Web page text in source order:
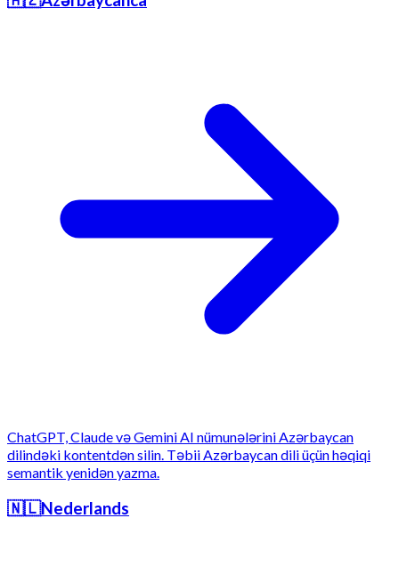
ChatGPT, Claude və Gemini AI nümunələrini Azərbaycan
dilindəki kontentdən silin. Təbii Azərbaycan dili üçün həqiqi
semantik yenidən yazma.
🇳🇱Nederlands